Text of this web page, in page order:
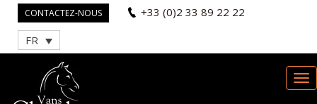
CONTACTEZ-NOUS +33 (0)2 33 89 22 22
FR